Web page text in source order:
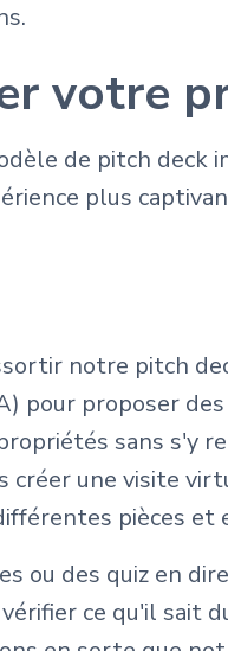
votre
de pitch deck
plus
notre pitch
pour proposer
sans s'y
créer une visite
pièces et
ou des quiz en
ce qu'il sait